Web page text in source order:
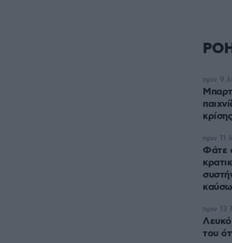
πριν 9
Φάτε
πριν 11
Λευκό
του
πριν 13